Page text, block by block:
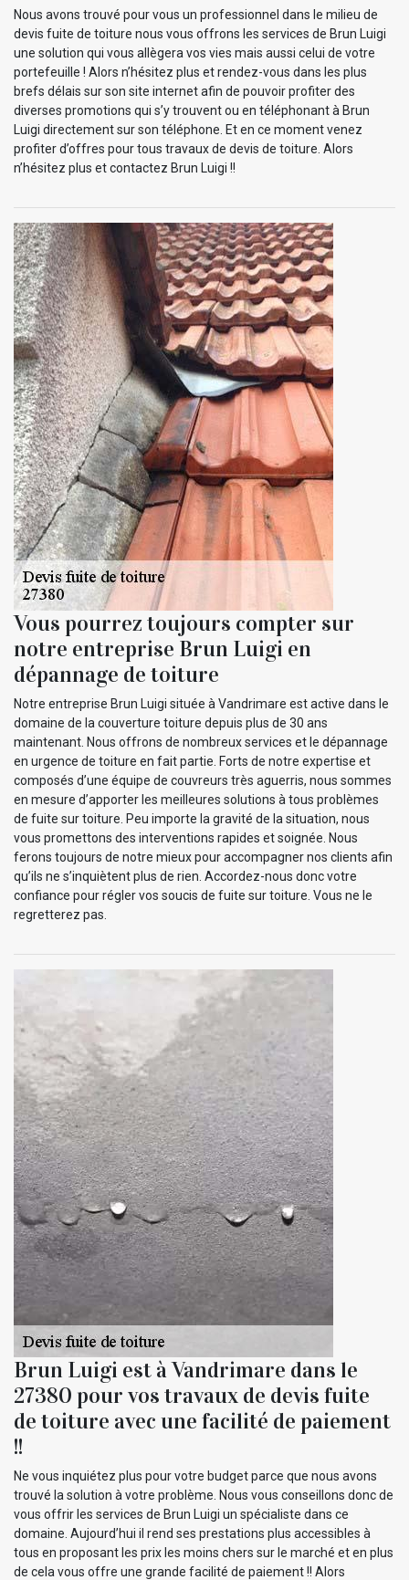
Nous avons trouvé pour vous un professionnel dans le milieu de
devis fuite de toiture nous vous offrons les services de Brun Luigi
une solution qui vous allègera vos vies mais aussi celui de votre
portefeuille ! Alors n’hésitez plus et rendez-vous dans les plus
brefs délais sur son site internet afin de pouvoir profiter des
diverses promotions qui s’y trouvent ou en téléphonant à Brun
Luigi directement sur son téléphone. Et en ce moment venez
profiter d’offres pour tous travaux de devis de toiture. Alors
n’hésitez plus et contactez Brun Luigi !!
Vous pourrez toujours compter sur
notre entreprise Brun Luigi en
dépannage de toiture
Notre entreprise Brun Luigi située à Vandrimare est active dans le
domaine de la couverture toiture depuis plus de 30 ans
maintenant. Nous offrons de nombreux services et le dépannage
en urgence de toiture en fait partie. Forts de notre expertise et
composés d’une équipe de couvreurs très aguerris, nous sommes
en mesure d’apporter les meilleures solutions à tous problèmes
de fuite sur toiture. Peu importe la gravité de la situation, nous
vous promettons des interventions rapides et soignée. Nous
ferons toujours de notre mieux pour accompagner nos clients afin
qu’ils ne s’inquiètent plus de rien. Accordez-nous donc votre
confiance pour régler vos soucis de fuite sur toiture. Vous ne le
regretterez pas.
Brun Luigi est à Vandrimare dans le
27380 pour vos travaux de devis fuite
de toiture avec une facilité de paiement
!!
Ne vous inquiétez plus pour votre budget parce que nous avons
trouvé la solution à votre problème. Nous vous conseillons donc de
vous offrir les services de Brun Luigi un spécialiste dans ce
domaine. Aujourd’hui il rend ses prestations plus accessibles à
tous en proposant les prix les moins chers sur le marché et en plus
de cela vous offre une grande facilité de paiement !! Alors